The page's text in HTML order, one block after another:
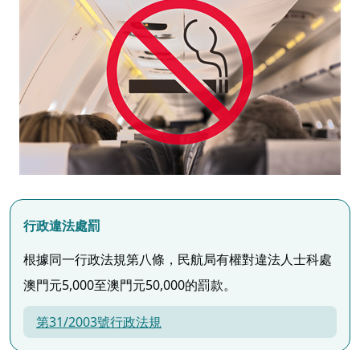
行政違法處罰
根據同一行政法規第八條，民航局有權對違法人士科處
澳門元5,000至澳門元50,000的罰款。
第31/2003號行政法規